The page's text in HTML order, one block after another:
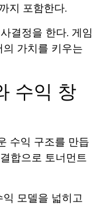
지 포함한다.
결정을 한다. 게임
가치를 키우는
수익 창
수익 구조를 만듭
합으로 토너먼트
모델을 넓히고